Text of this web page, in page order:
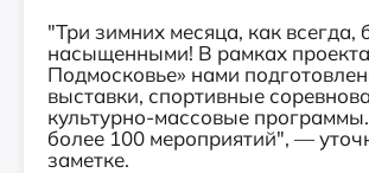
"Три зимних месяца, как всегда,
насыщенными! В рамках
Подмосковье» нами
выставки, спортивные
культурно-массовые
более 100 мероприятий", —
заметке.